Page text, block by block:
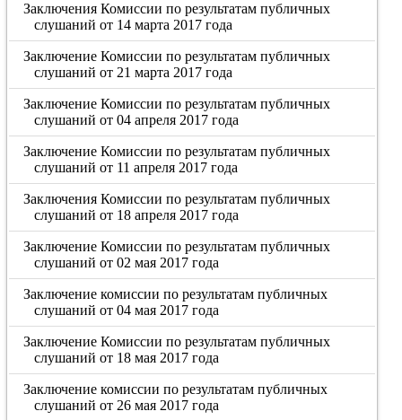
Заключения Комиссии по результатам публичных
слушаний от 14 марта 2017 года
Заключение Комиссии по результатам публичных
слушаний от 21 марта 2017 года
Заключение Комиссии по результатам публичных
слушаний от 04 апреля 2017 года
Заключение Комиссии по результатам публичных
слушаний от 11 апреля 2017 года
Заключения Комиссии по результатам публичных
слушаний от 18 апреля 2017 года
Заключение Комиссии по результатам публичных
слушаний от 02 мая 2017 года
Заключение комиссии по результатам публичных
слушаний от 04 мая 2017 года
Заключение Комиссии по результатам публичных
слушаний от 18 мая 2017 года
Заключение комиссии по результатам публичных
слушаний от 26 мая 2017 года